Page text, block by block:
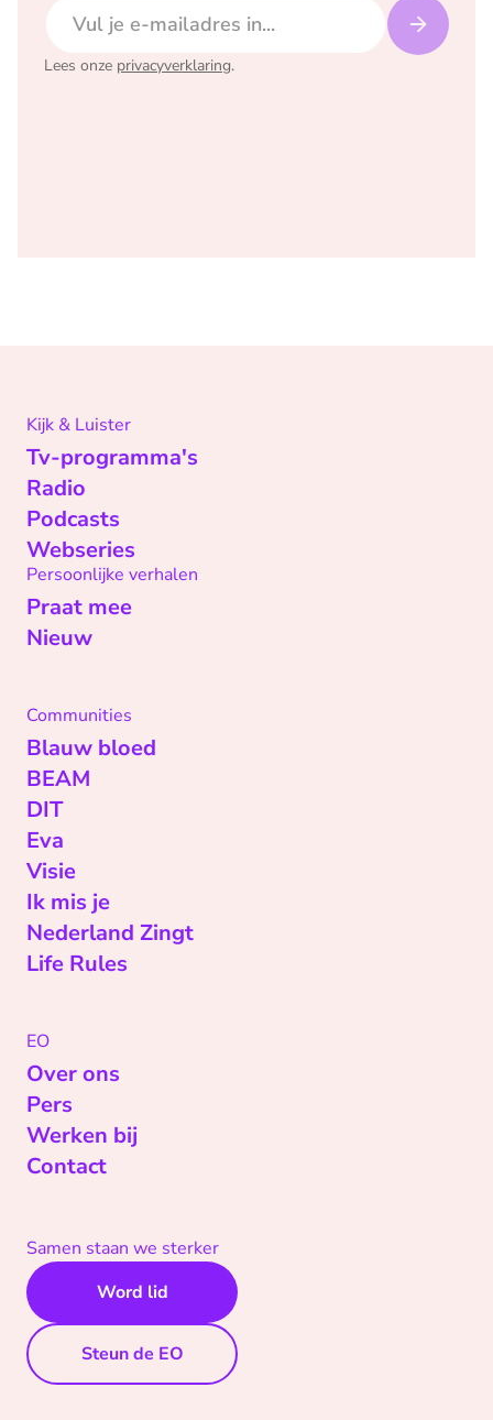
Lees onze privacyverklaring.
Kijk & Luister
Tv-programma's
Radio
Podcasts
Webseries
Persoonlijke verhalen
Praat mee
Nieuw
Communities
Blauw bloed
BEAM
DIT
Eva
Visie
Ik mis je
Nederland Zingt
Life Rules
EO
Over ons
Pers
Werken bij
Contact
Samen staan we sterker
Word lid
Steun de EO